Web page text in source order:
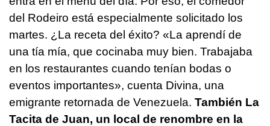
del Rodeiro está especialmente solicitado los
martes. ¿La receta del éxito? «La aprendí de
una tía mía, que cocinaba muy bien. Trabajaba
en los restaurantes cuando tenían bodas o
eventos importantes», cuenta Divina, una
emigrante retornada de Venezuela. También La
Tacita de Juan, un local de renombre en la